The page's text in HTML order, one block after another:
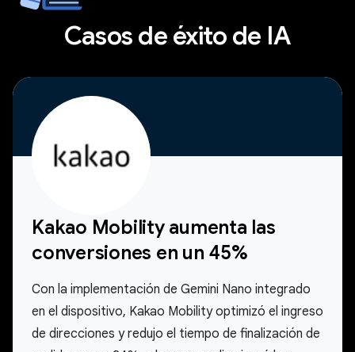
Casos de éxito de IA
Kakao Mobility aumenta las
conversiones en un 45%
Con la implementación de Gemini Nano integrado
en el dispositivo, Kakao Mobility optimizó el ingreso
de direcciones y redujo el tiempo de finalización de